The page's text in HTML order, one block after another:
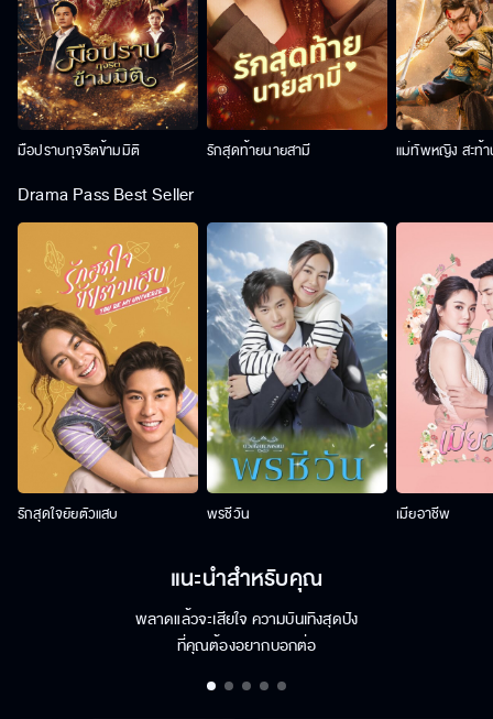
มือปราบทุจริตข้ามมิติ รักสุดท้ายนายสามี แม่ทัพหญิง สะท้
Drama Pass Best Seller
รักสุดใจยัยตัวแสบ พรชีวัน เมียอาชีพ
แนะนำสำหรับคุณ
พลาดแล้วจะเสียใจ ความบันเทิงสุดปัง
ที่คุณต้องอยากบอกต่อ